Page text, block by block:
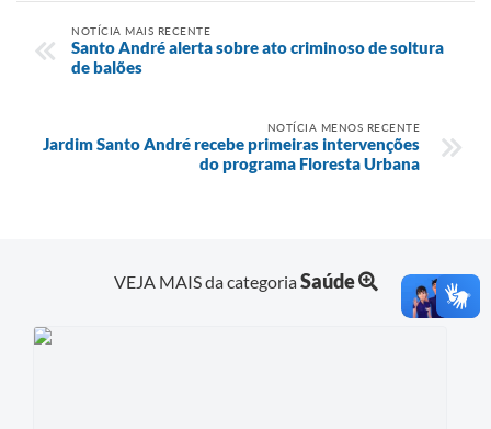
NOTÍCIA MAIS RECENTE
Santo André alerta sobre ato criminoso de soltura
de balões
NOTÍCIA MENOS RECENTE
Jardim Santo André recebe primeiras intervenções
do programa Floresta Urbana
VEJA MAIS da categoriaSaúde